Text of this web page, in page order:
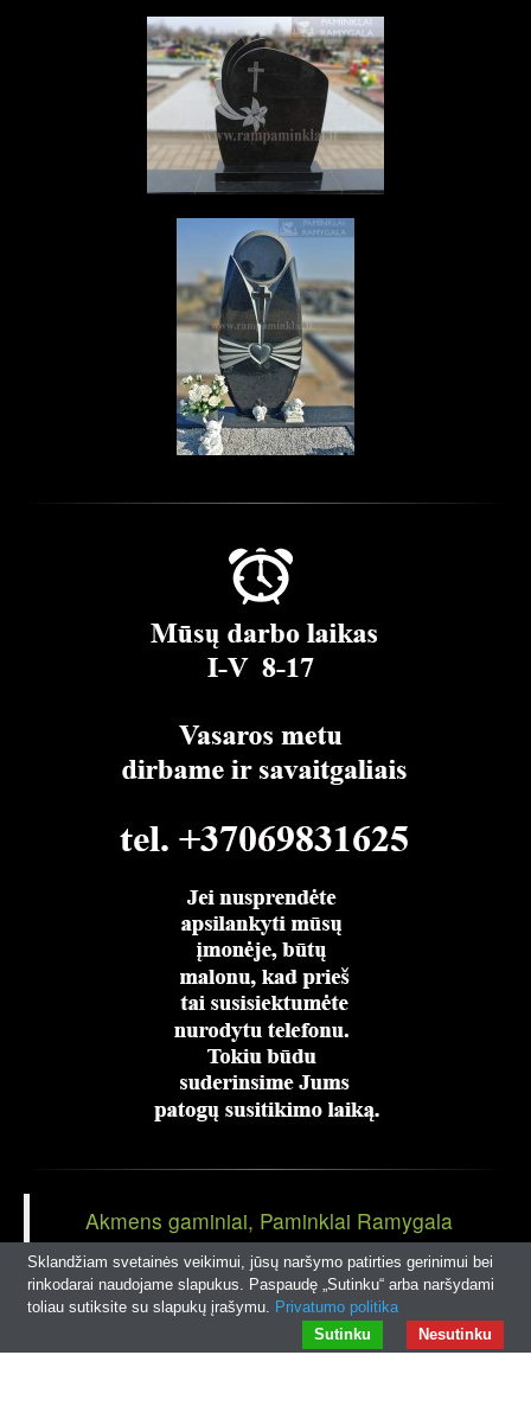
Akmens gaminiai, Paminklai Ramygala
Panevėžio r
Interneto svetainių kūrimas
Sklandžiam svetainės veikimui, jūsų naršymo patirties gerinimui bei
rinkodarai naudojame slapukus. Paspaudę „Sutinku“ arba naršydami
toliau sutiksite su slapukų įrašymu. Privatumo politika
Nesutinku
Sutinku